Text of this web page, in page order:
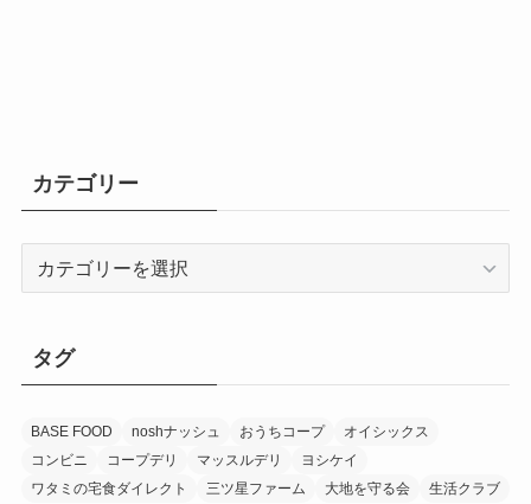
カテゴリー
ー
タグ
BASE FOOD noshナッシュ おうちコープ
オイシックス
コンビニ
コープデリ マッスルデリ
ヨシケイ
ワタミの宅食ダイレクト
三ツ星ファーム 大地を守る会 生活クラブ